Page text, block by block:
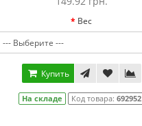
Вес
Купить
На складе Код товара: 692952